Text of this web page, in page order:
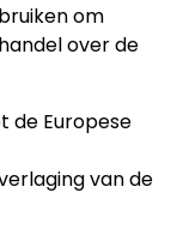
om
over de
de Europese
van de